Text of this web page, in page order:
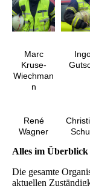
Marc
Kruse-
Wiechman
n
René
Wagner
Alles im Überblick
Die gesamte
aktuellen